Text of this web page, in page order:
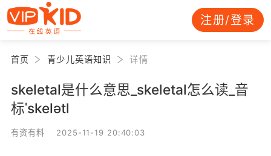
注册/登录
首页 青少儿英语知识 详情
skeletal是什么意思_skeletal怎么读_音
标ˈskelətl
有资有料 2025-11-19 20:40:03